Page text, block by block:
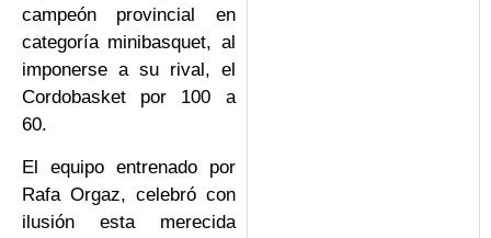
campeón provincial en
categoría minibasquet, al
imponerse a su rival, el
Cordobasket por 100 a
60.
El equipo entrenado por
Rafa Orgaz, celebró con
ilusión esta merecida